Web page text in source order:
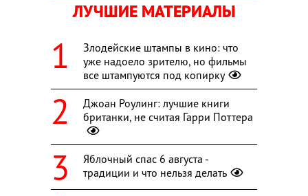
ЛУЧШИЕ МАТЕРИАЛЫ
Злодейские штампы в кино: что
уже надоело зрителю, но фильмы
все штампуются под копирку
Джоан Роулинг: лучшие книги
британки, не считая Гарри Поттера
Яблочный спас 6 августа -
традиции и что нельзя делать